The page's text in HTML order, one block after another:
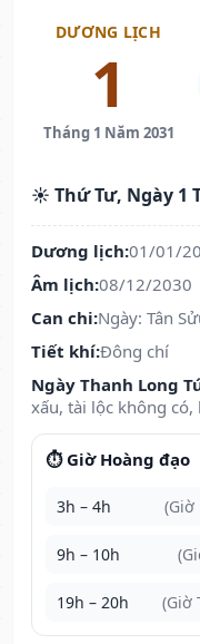
DƯƠNG LỊCH
1
Tháng 1 Năm 2031
☀️ Thứ Tư, Ngày 1
Dương lịch:01/01/
Âm lịch:08/12/2030
Can chi:Ngày: Tân
Tiết khí:Đông chí
Ngày Thanh Long
xấu, tài lộc không
⏱️ Giờ Hoàng đạo
3h – 4h (Giờ
9h – 10h
19h – 20h (Giờ